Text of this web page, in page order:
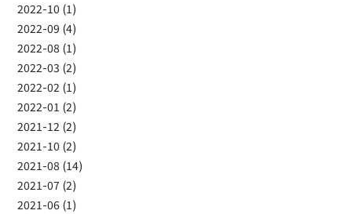
2022-10 (1)
2022-09 (4)
2022-08 (1)
2022-03 (2)
2022-02 (1)
2022-01 (2)
2021-12 (2)
2021-10 (2)
2021-08 (14)
2021-07 (2)
2021-06 (1)